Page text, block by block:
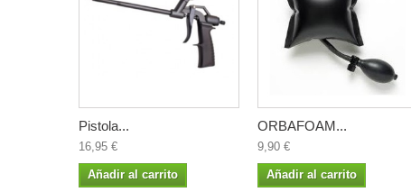
Pistola...
16,95 €
Añadir al carrito
ORBAFOAM...
9,90 €
Añadir al carrito